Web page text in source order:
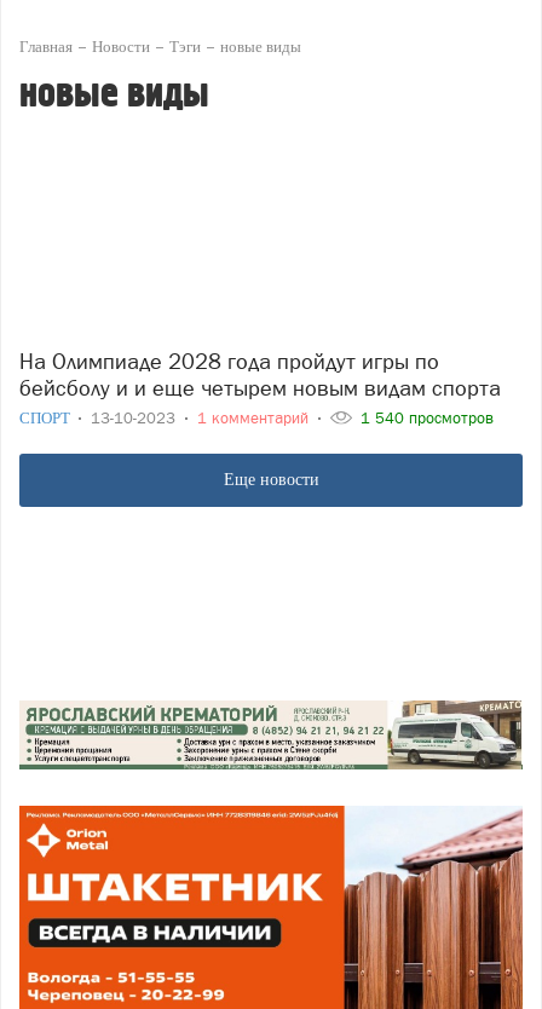
Главная Новости Тэги новые виды
новые виды
На Олимпиаде 2028 года пройдут игры по
бейсболу и и еще четырем новым видам спорта
СПОРТ 13-10-2023 1 комментарий 1 540 просмотров
Еще новости